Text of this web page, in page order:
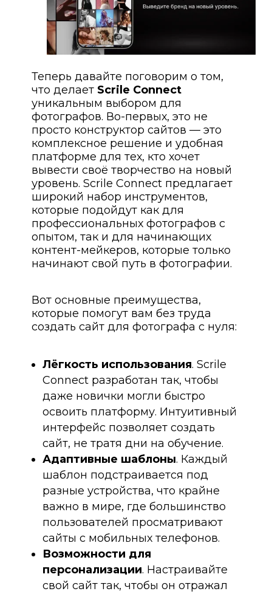
Теперь давайте поговорим о том,
что делает Scrile Connect
уникальным выбором для
фотографов. Во-первых, это не
просто конструктор сайтов — это
комплексное решение и удобная
платформе для тех, кто хочет
вывести своё творчество на новый
уровень. Scrile Connect предлагает
широкий набор инструментов,
которые подойдут как для
профессиональных фотографов с
опытом, так и для начинающих
контент-мейкеров, которые только
начинают свой путь в фотографии.
Вот основные преимущества,
которые помогут вам без труда
создать сайт для фотографа с нуля:
Лёгкость использования. Scrile
Connect разработан так, чтобы
даже новички могли быстро
освоить платформу. Интуитивный
интерфейс позволяет создать
сайт, не тратя дни на обучение.
Адаптивные шаблоны. Каждый
шаблон подстраивается под
разные устройства, что крайне
важно в мире, где большинство
пользователей просматривают
сайты с мобильных телефонов.
Возможности для
персонализации. Настраивайте
свой сайт так, чтобы он отражал